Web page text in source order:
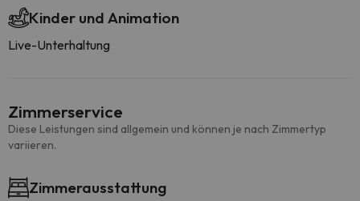
Kinder und Animation
Live-Unterhaltung
Zimmerservice
Diese Leistungen sind allgemein und können je nach Zimmertyp
variieren.
Zimmerausstattung